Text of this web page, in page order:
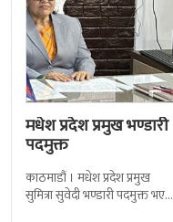
मधेश प्रदेश प्रमुख भण्डारी
पदमुक्त
काठमाडौं । मधेश प्रदेश प्रमुख
सुमित्रा सुवेदी भण्डारी पदमुक्त भएकी